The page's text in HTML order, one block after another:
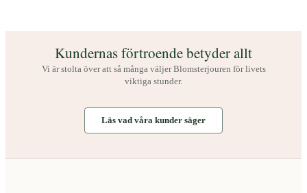
Kundernas förtroende betyder allt
Vi är stolta över att så många väljer Blomsterjouren för livets
viktiga stunder.
Läs vad våra kunder säger